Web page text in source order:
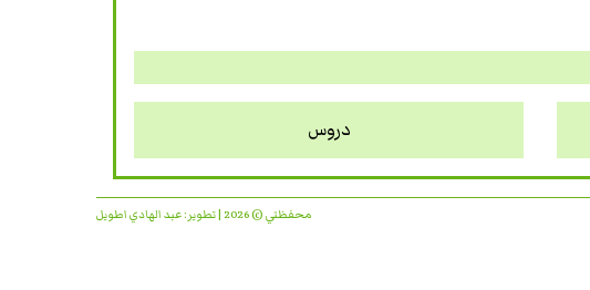
دروس
محفظتي © 2026 | تطوير: عبد الهادي اطويل